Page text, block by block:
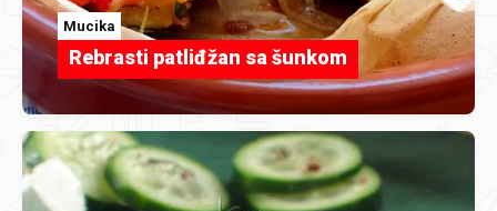
Mucika
Rebrasti patliđžan sa šunkom